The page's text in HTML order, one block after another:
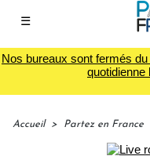
☰
Nos bureaux sont fermés
quotidienne
Accueil > Partez en France